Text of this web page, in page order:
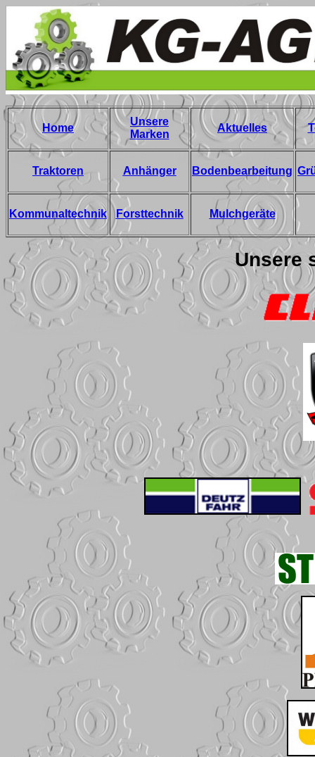
Home
Unsere
Marken
Aktuelles
Traktoren Anhänger Bodenbearbeitung
Kommunaltechnik Forsttechnik Mulchgeräte
Unsere